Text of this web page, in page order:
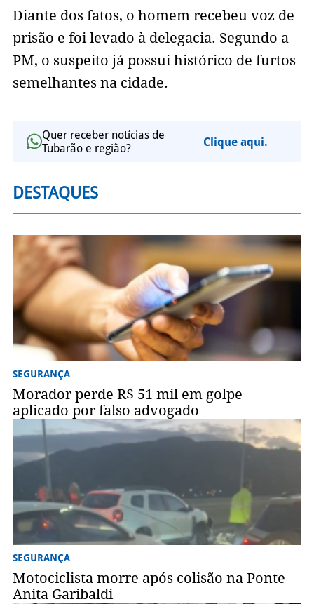
Diante dos fatos, o homem recebeu voz de
prisão e foi levado à delegacia. Segundo a
PM, o suspeito já possui histórico de furtos
semelhantes na cidade.
Quer receber notícias de
Tubarão e região?
Clique aqui.
DESTAQUES
SEGURANÇA
Morador perde R$ 51 mil em golpe
aplicado por falso advogado
SEGURANÇA
Motociclista morre após colisão na Ponte
Anita Garibaldi